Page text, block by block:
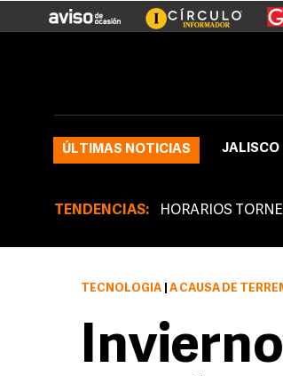
ÚLTIMAS NOTICIAS JALISCO
TENDENCIAS: HORARIOS
TECNOLOGÍA A CAUSA DE